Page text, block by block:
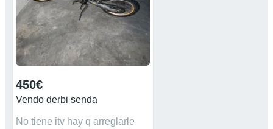
450€
Vendo derbi senda
No tiene itv hay q arreglarle